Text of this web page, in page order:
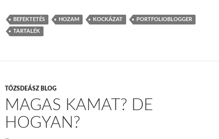
BEFEKTETÉS HOZAM KOCKÁZAT PORTFOLIOBLOGGER
TARTALÉK
TŐZSDEÁSZ BLOG
MAGAS KAMAT? DE
HOGYAN?